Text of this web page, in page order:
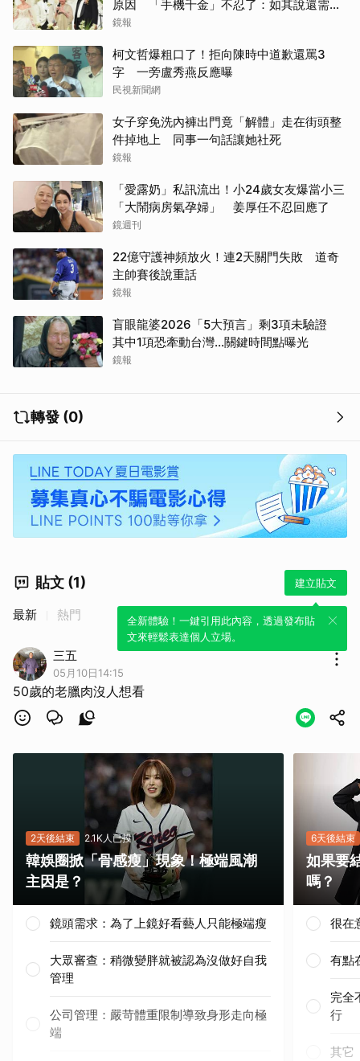
原因 「手機千金」不忍了：如其說還需要
離開嗎？
鏡報
柯文哲爆粗口了！拒向陳時中道歉還罵3
字 一旁盧秀燕反應曝
民視新聞網
女子穿免洗內褲出門竟「解體」走在街頭整
件掉地上 同事一句話讓她社死
鏡報
「愛露奶」私訊流出！小24歲女友爆當小三
「大鬧病房氣孕婦」 姜厚任不忍回應了
鏡週刊
22億守護神頻放火！連2天關門失敗 道奇
主帥賽後說重話
鏡報
盲眼龍婆2026「5大預言」剩3項未驗證
其中1項恐牽動台灣...關鍵時間點曝光
鏡報
轉發 (0)
貼文 (1) 建立貼文
全新體驗！一鍵引用此內容，透過發布貼
文來輕鬆表達個人立場。
最新 熱門
三五
05月10日14:15
50歲的老臘肉沒人想看
2天後結束 2.1K人已投
韓娛圈掀「骨感瘦」現象！極端風潮
主因是？
鏡頭需求：為了上鏡好看藝人只能極端瘦
大眾審查：稍微變胖就被認為沒做好自我
管理
公司管理：嚴苛體重限制導致身形走向極
端
6天後結束
如果要
嗎？
很在
有點
完全
行
其它